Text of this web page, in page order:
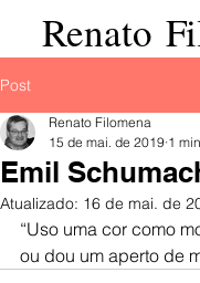
Renato
Post
Emil
Renato Filomena
15 de mai. de 2019 1
Atualizado: 16 de mai. de
“Uso uma cor como
ou dou um aperto de